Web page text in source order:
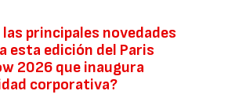
principales novedades
esta edición del Paris
2026 que inaugura
corporativa?